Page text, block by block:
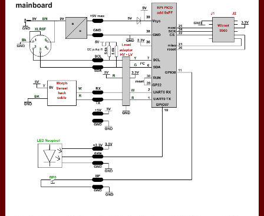
cable réseau RJ45
MAX485
MAX604
LED adressables
XLR3 pinout
XLR5 bus I2C
PCA9306 I2C level
adaptor
Arduino Uno